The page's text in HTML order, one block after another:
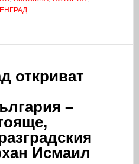
откриват
–
Исмаил